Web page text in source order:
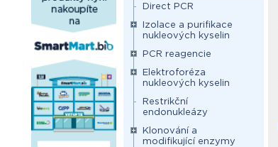
Direct PCR
Izolace a purifikace
nukleových kyselin
PCR reagencie
Elektroforéza
nukleových kyselin
Restrikční
endonukleázy
Klonování a
modifikující enzymy